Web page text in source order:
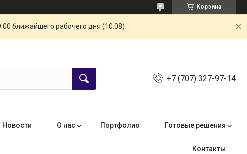
Корзина
ближайшего рабочего дня (10.08)
+7 (707) 327-97-14
Новости О нас Портфолио Готовые решения
Контакты